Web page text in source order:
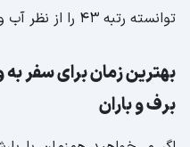
توانسته رتبه 43 را از نظر آب و هوایی کسب کند.
بهترین زمان برای سفر به
برف و باران